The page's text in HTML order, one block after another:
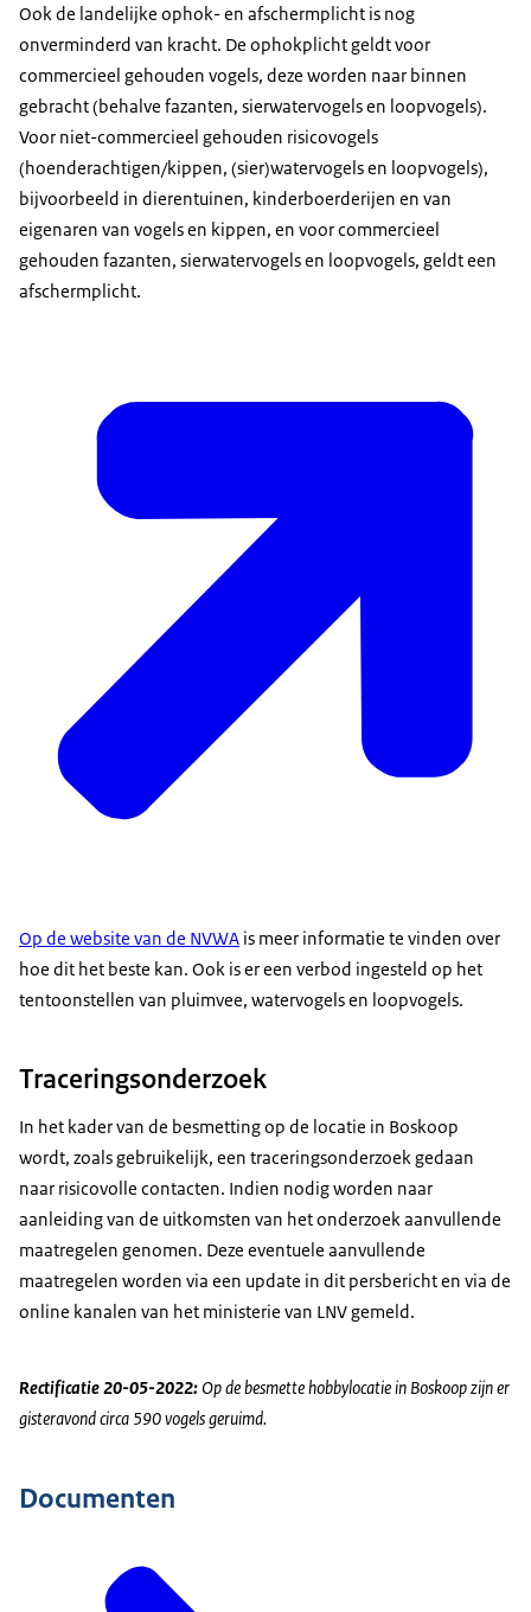
Ook de landelijke ophok- en afschermplicht is nog
onverminderd van kracht. De ophokplicht geldt voor
commercieel gehouden vogels, deze worden naar binnen
gebracht (behalve fazanten, sierwatervogels en loopvogels).
Voor niet-commercieel gehouden risicovogels
(hoenderachtigen/kippen, (sier)watervogels en loopvogels),
bijvoorbeeld in dierentuinen, kinderboerderijen en van
eigenaren van vogels en kippen, en voor commercieel
gehouden fazanten, sierwatervogels en loopvogels, geldt een
afschermplicht.
Op de website van de NVWA is meer informatie te vinden over
hoe dit het beste kan. Ook is er een verbod ingesteld op het
tentoonstellen van pluimvee, watervogels en loopvogels.
Traceringsonderzoek
In het kader van de besmetting op de locatie in Boskoop
wordt, zoals gebruikelijk, een traceringsonderzoek gedaan
naar risicovolle contacten. Indien nodig worden naar
aanleiding van de uitkomsten van het onderzoek aanvullende
maatregelen genomen. Deze eventuele aanvullende
maatregelen worden via een update in dit persbericht en via de
online kanalen van het ministerie van LNV gemeld.
Rectificatie 20-05-2022: Op de besmette hobbylocatie in Boskoop zijn er
gisteravond circa 590 vogels geruimd.
Documenten